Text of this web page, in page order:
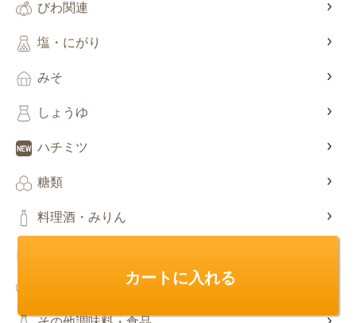
カートに入れる
びわ関連
塩・にがり
みそ
しょうゆ
ハチミツ
糖類
料理酒・みりん